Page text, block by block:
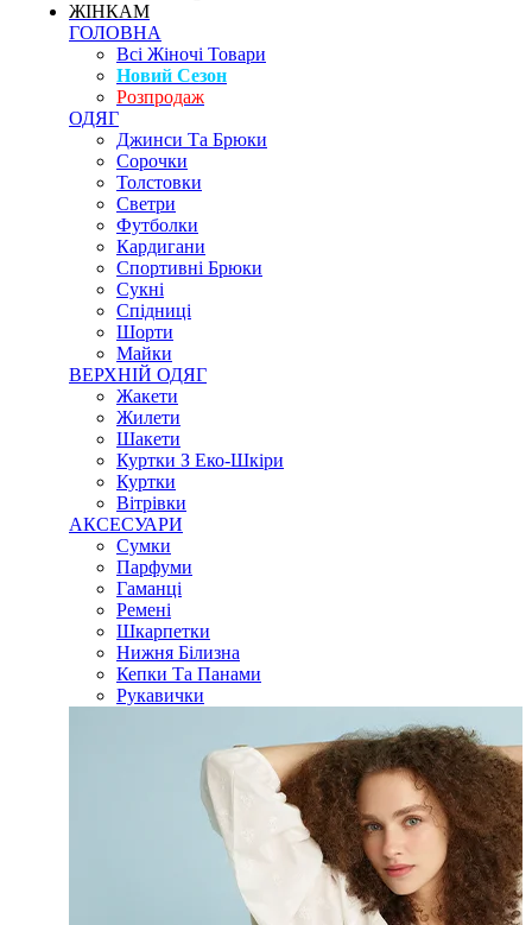
ЖІНКАМ
ГОЛОВНА
Всі Жіночі Товари
Новий Сезон
Розпродаж
ОДЯГ
Джинси Та Брюки
Сорочки
Толстовки
Светри
Футболки
Кардигани
Спортивні Брюки
Сукні
Спідниці
Шорти
Майки
ВЕРХНІЙ ОДЯГ
Жакети
Жилети
Шакети
Куртки З Еко-Шкіри
Куртки
Вітрівки
АКСЕСУАРИ
Сумки
Парфуми
Гаманці
Ремені
Шкарпетки
Нижня Білизна
Кепки Та Панами
Рукавички